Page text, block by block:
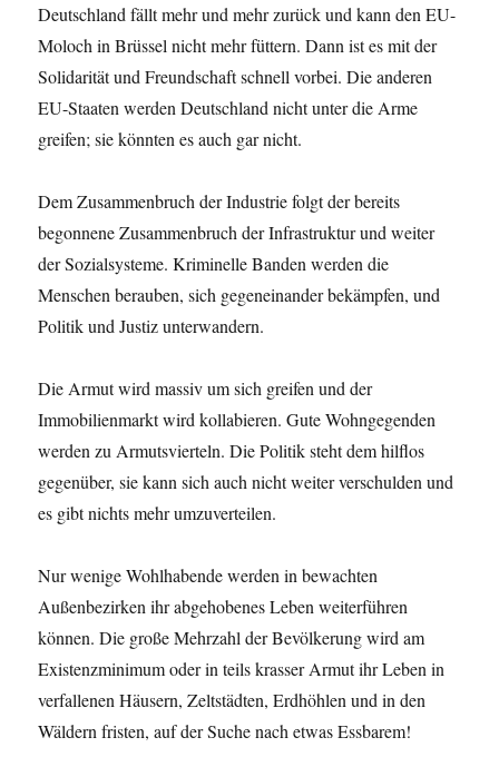
Deutschland fällt mehr und mehr zurück und kann den EU-
Moloch in Brüssel nicht mehr füttern. Dann ist es mit der
Solidarität und Freundschaft schnell vorbei. Die anderen
EU-Staaten werden Deutschland nicht unter die Arme
greifen; sie könnten es auch gar nicht.
Dem Zusammenbruch der Industrie folgt der bereits
begonnene Zusammenbruch der Infrastruktur und weiter
der Sozialsysteme. Kriminelle Banden werden die
Menschen berauben, sich gegeneinander bekämpfen, und
Politik und Justiz unterwandern.
Die Armut wird massiv um sich greifen und der
Immobilienmarkt wird kollabieren. Gute Wohngegenden
werden zu Armutsvierteln. Die Politik steht dem hilflos
gegenüber, sie kann sich auch nicht weiter verschulden und
es gibt nichts mehr umzuverteilen.
Nur wenige Wohlhabende werden in bewachten
Außenbezirken ihr abgehobenes Leben weiterführen
können. Die große Mehrzahl der Bevölkerung wird am
Existenzminimum oder in teils krasser Armut ihr Leben in
verfallenen Häusern, Zeltstädten, Erdhöhlen und in den
Wäldern fristen, auf der Suche nach etwas Essbarem!